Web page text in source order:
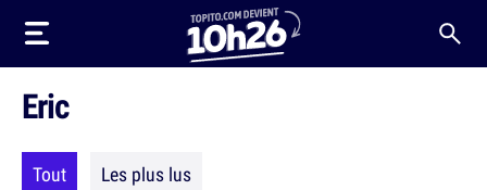
Eric
Tout Les plus lus